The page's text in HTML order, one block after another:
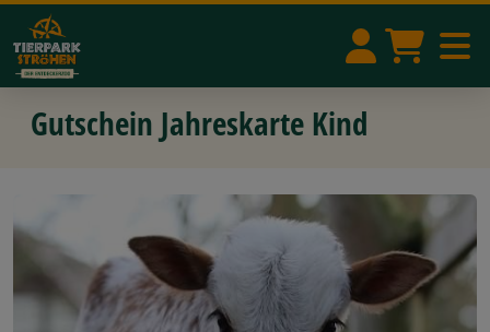
Gutschein Jahreskarte Kind